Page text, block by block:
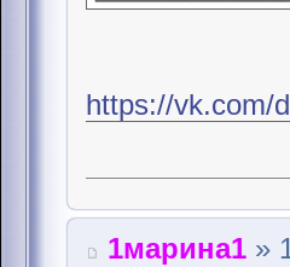
https://vk.com/
1марина1 »